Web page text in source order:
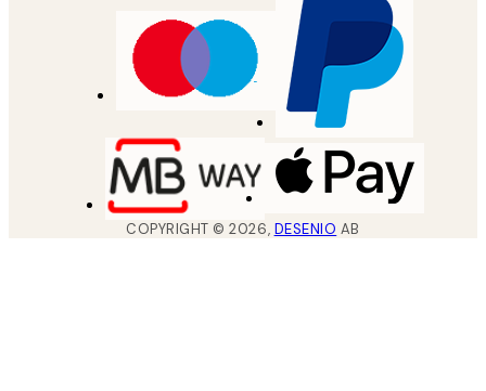
COPYRIGHT ©2026, DESENIO AB